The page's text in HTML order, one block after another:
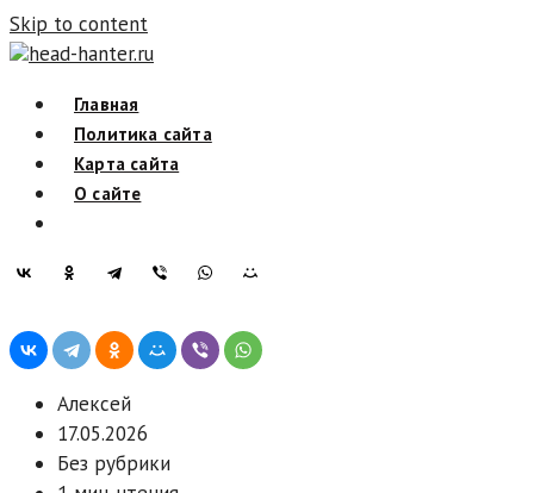
Skip to content
head-hanter.ru
Главная
Политика сайта
Карта сайта
О сайте
Алексей
17.05.2026
Без рубрики